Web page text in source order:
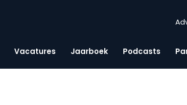
Vacatures Jaarboek Podcasts